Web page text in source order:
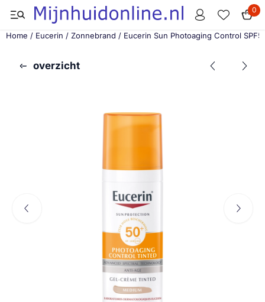
Cookievoorkeuren zijn momenteel gesloten. 0
Home / Eucerin / Zonnebrand / Eucerin Sun Photoaging Control
overzicht